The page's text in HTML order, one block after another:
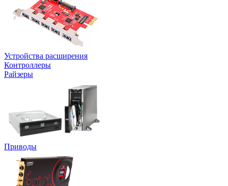
Устройства расширения
Контроллеры
Райзеры
Приводы